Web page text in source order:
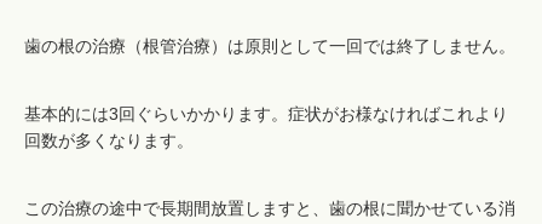
歯の根の治療（根管治療）は原則として一回では終了しません。
基本的には3回ぐらいかかります。症状がお様なければこれより
回数が多くなります。
この治療の途中で長期間放置しますと、歯の根に聞かせている消